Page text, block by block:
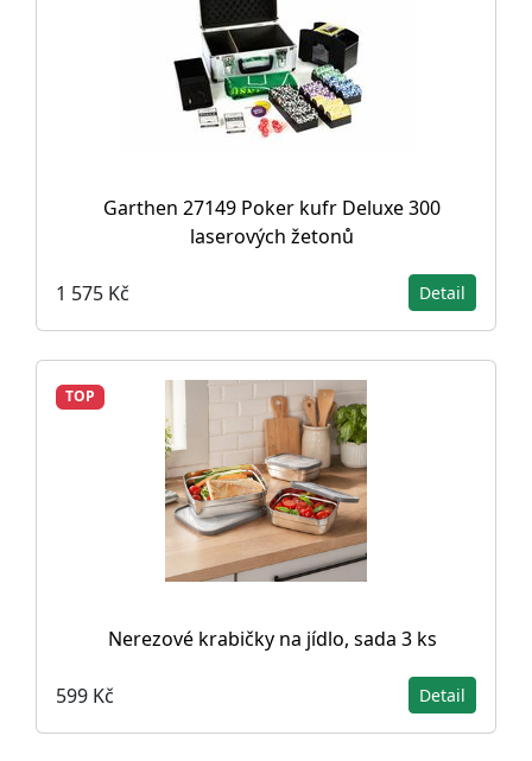
Garthen 27149 Poker kufr Deluxe 300
laserových žetonů
1 575 Kč Detail
TOP
Nerezové krabičky na jídlo, sada 3 ks
599 Kč Detail